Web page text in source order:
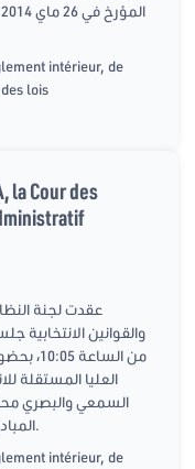
intérieur, de
lois
la Cour des
عقدت لجنة
من
العليا المستقلة
السمعي والبصري
المبادرات التشريعية لتعديل القانون الإنتخابي.
intérieur, de